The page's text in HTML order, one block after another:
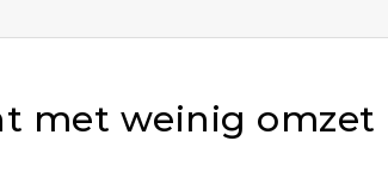
met weinig omzet